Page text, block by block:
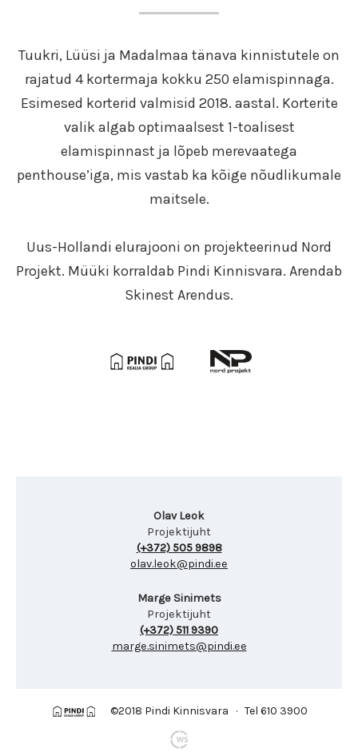
Tuukri, Lüüsi ja Madalmaa tänava kinnistutele on
rajatud 4 kortermaja kokku 250 elamispinnaga.
Esimesed korterid valmisid 2018. aastal. Korterite
valik algab optimaalsest 1-toalisest
elamispinnast ja lõpeb merevaatega
penthouse’iga, mis vastab ka kõige nõudlikumale
maitsele.
Uus-Hollandi elurajooni on projekteerinud Nord
Projekt. Müüki korraldab Pindi Kinnisvara. Arendab
Skinest Arendus.
Olav Leok
Projektijuht
(+372) 505 9898
olav.leok@pindi.ee
Marge Sinimets
Projektijuht
(+372) 511 9390
marge.sinimets@pindi.ee
©2018 Pindi Kinnisvara · Tel 610 3900